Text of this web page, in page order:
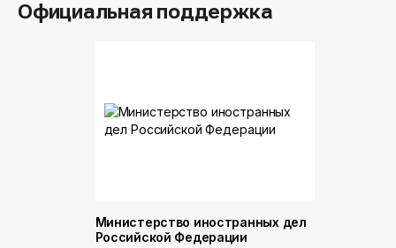
Официальная поддержка
Министерство иностранных дел
Российской Федерации